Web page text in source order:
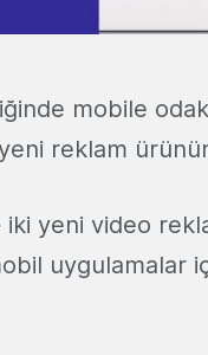
mobile
reklam
yeni video
uygulamalar